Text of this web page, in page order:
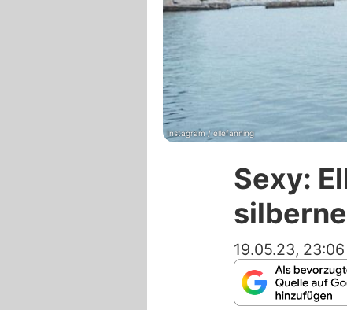
Instagram / ellefanning
Sexy:
19.05.23, 23:06